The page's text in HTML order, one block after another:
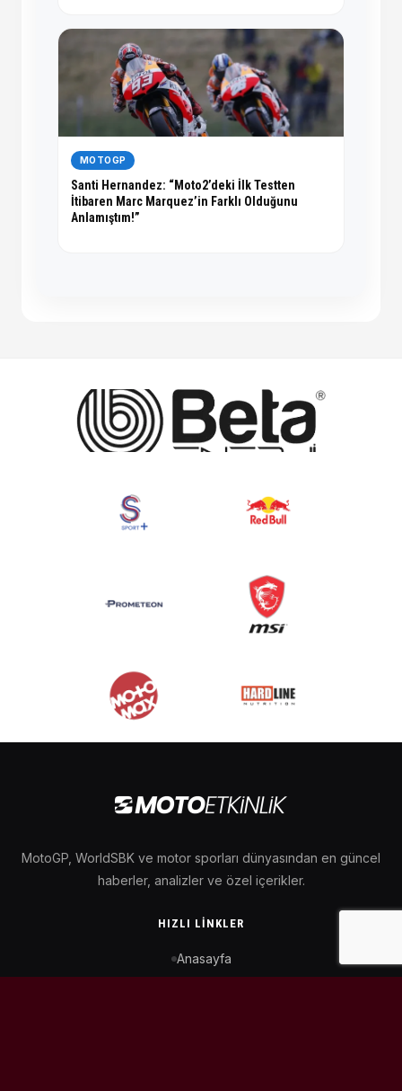
MOTOGP
Santi Hernandez: “Moto2’deki İlk Testten
İtibaren Marc Marquez’in Farklı Olduğunu
Anlamıştım!”
MotoGP, WorldSBK ve motor sporları dünyasından en güncel
haberler, analizler ve özel içerikler.
HIZLI LINKLER
Anasayfa